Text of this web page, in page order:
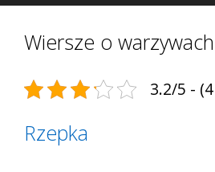
Wiersze o warzywach
3.2/5 -
Rzepka